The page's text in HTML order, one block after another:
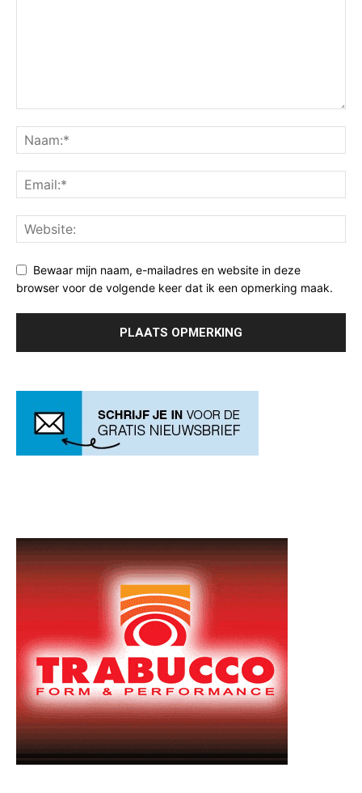
Bewaar mijn naam, e-mailadres en website in deze
browser voor de volgende keer dat ik een opmerking maak.